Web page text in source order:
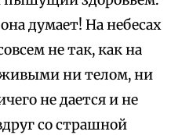
думает! На небесах
не так, как на
живыми ни телом, ни
не дается и не
со страшной